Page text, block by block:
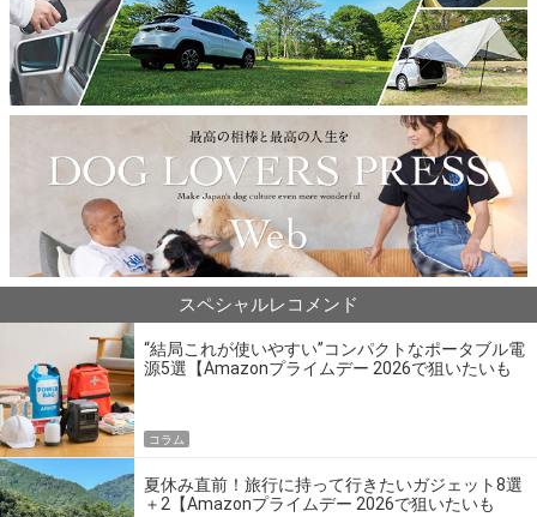
スペシャルレコメンド
“結局これが使いやすい”コンパクトなポータブル電
源5選【Amazonプライムデー 2026で狙いたいも
コラム
夏休み直前！旅行に持って行きたいガジェット8選
＋2【Amazonプライムデー 2026で狙いたいも